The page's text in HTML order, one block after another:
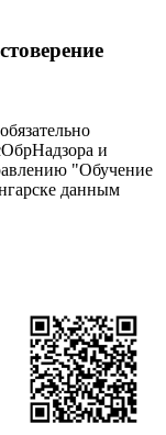
и
"Обучение
данным